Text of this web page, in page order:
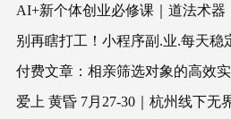
别再瞎打工！小程序副.业.每天稳